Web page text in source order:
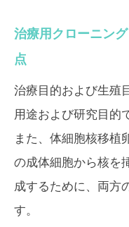
治療用クローニン
点
治療目的および生殖
用途および研究目的
また、体細胞核移植
の成体細胞から核を
成するために、両方
す。